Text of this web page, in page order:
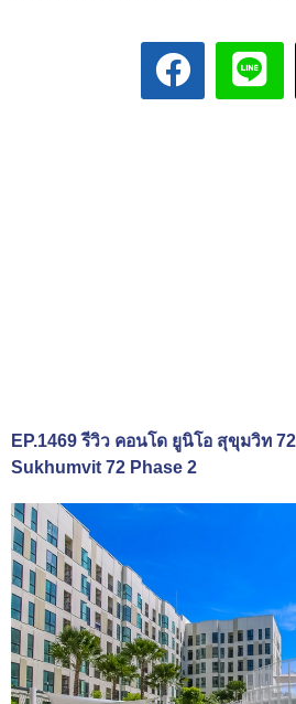
EP.1469 รีวิว คอนโด ยูนิโอ สุขุมวิท
Sukhumvit 72 Phase 2